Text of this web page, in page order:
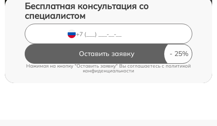
Бесплатная консультация со
специалистом
Оставить заявку
Нажимая на кнопку "Оставить заявку" Вы соглашаетесь c политикой
конфиденциальности